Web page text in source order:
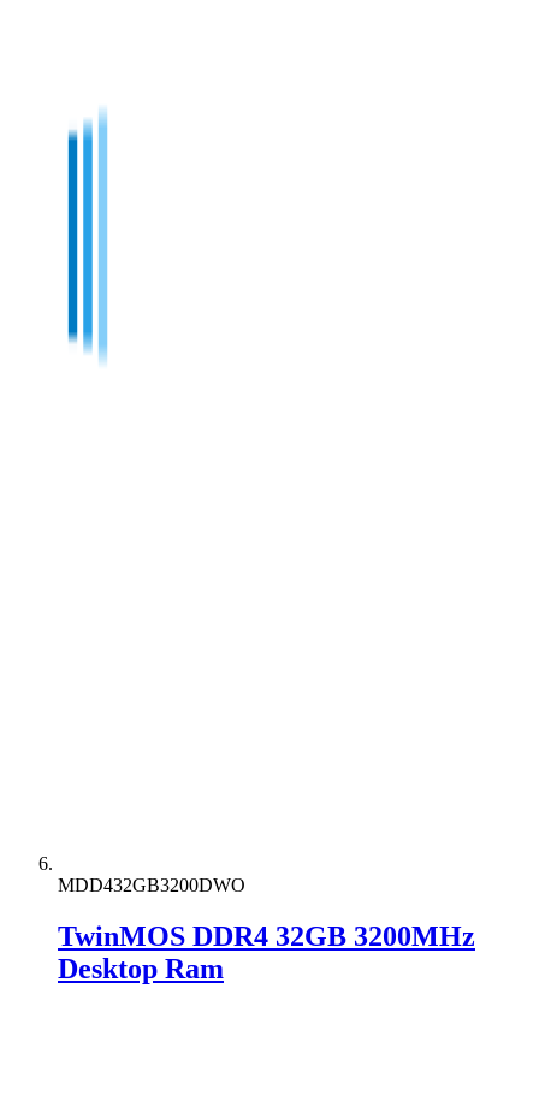
MDD432GB3200DWO
TwinMOS DDR4 32GB 3200MHz
Desktop Ram